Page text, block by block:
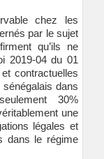
chez les
par le sujet
qu’ils ne
2019-04 du 01
contractuelles
dans
30%
une
légales et
dans le régime